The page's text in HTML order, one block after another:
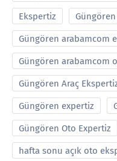
Ekspertiz
Güngören arabamcom
Güngören arabamcom
Güngören Araç
Güngören expertiz
Güngören Oto Expertiz
hafta sonu açık oto